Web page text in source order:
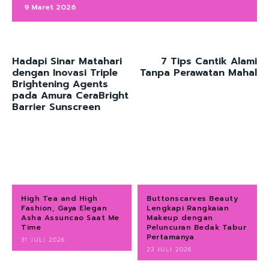
9 Maret 2026
Hadapi Sinar Matahari
dengan Inovasi Triple
Brightening Agents
pada Amura CeraBright
Barrier Sunscreen
7 Tips Cantik Alami
Tanpa Perawatan Mahal
High Tea and High
Fashion, Gaya Elegan
Asha Assuncao Saat Me
Time
31 JULI 2026
Buttonscarves Beauty
Lengkapi Rangkaian
Makeup dengan
Peluncuran Bedak Tabur
Pertamanya
23 JULI 2026